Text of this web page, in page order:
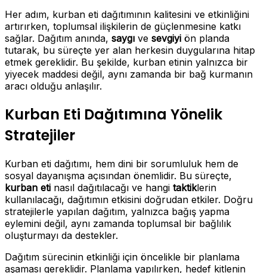
Her adım, kurban eti dağıtımının kalitesini ve etkinliğini
artırırken, toplumsal ilişkilerin de güçlenmesine katkı
sağlar. Dağıtım anında, saygı ve sevgiyi ön planda
tutarak, bu süreçte yer alan herkesin duygularına hitap
etmek gereklidir. Bu şekilde, kurban etinin yalnızca bir
yiyecek maddesi değil, aynı zamanda bir bağ kurmanın
aracı olduğu anlaşılır.
Kurban Eti Dağıtımına Yönelik
Stratejiler
Kurban eti dağıtımı, hem dini bir sorumluluk hem de
sosyal dayanışma açısından önemlidir. Bu süreçte,
kurban eti nasıl dağıtılacağı ve hangi taktiklerin
kullanılacağı, dağıtımın etkisini doğrudan etkiler. Doğru
stratejilerle yapılan dağıtım, yalnızca bağış yapma
eylemini değil, aynı zamanda toplumsal bir bağlılık
oluşturmayı da destekler.
Dağıtım sürecinin etkinliği için öncelikle bir planlama
aşaması gereklidir. Planlama yapılırken, hedef kitlenin